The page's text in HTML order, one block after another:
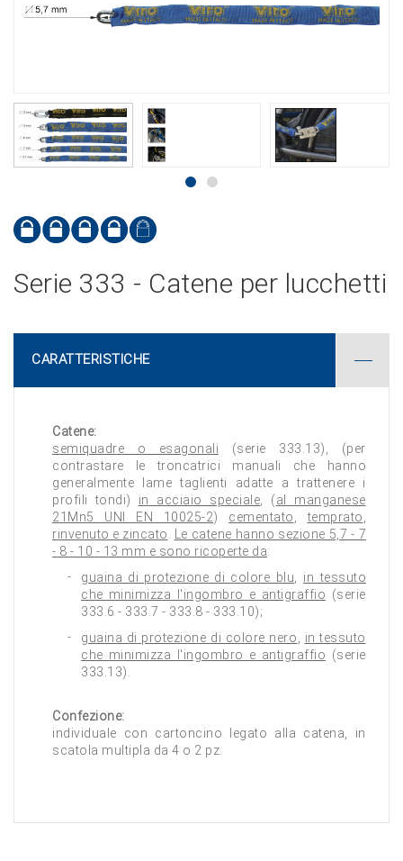
Serie 333 - Catene per lucchetti
CARATTERISTICHE
Catene:
semiquadre o esagonali (serie 333.13), (per
contrastare le troncatrici manuali che hanno
generalmente lame taglienti adatte a trattenere i
profili tondi) in acciaio speciale , (al manganese
21Mn5 UNI EN 10025-2) cementato ,temprato
rinvenuto e zincato
Le catene hanno sezione 5,7 - 7
- 8 - 10 - 13 mm e sono ricoperte da:
guaina di protezione di colore blu
in tessuto
che minimizza l'ingombro e antigraffio (serie
333.6 - 333.7 - 333.8 - 333.10);
guaina di protezione di colore nero
in tessuto
che minimizza l'ingombro e antigraffio (serie
333.13).
Confezione:
individuale con cartoncino legato alla catena, in
scatola multipla da 4 o 2 pz.